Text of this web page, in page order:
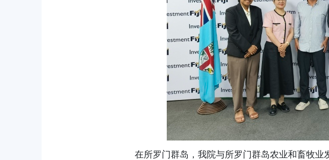
在所罗门群岛，我院与所罗门群岛农业和畜牧